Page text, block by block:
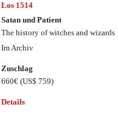
Los 1514
Satan und Patient
The history of witches and wizards
Im Archiv
Zuschlag
660€(US$ 759)
Details